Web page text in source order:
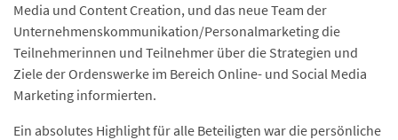
Media und Content Creation, und das neue Team der
Unternehmenskommunikation/Personalmarketing die
Teilnehmerinnen und Teilnehmer über die Strategien und
Ziele der Ordenswerke im Bereich Online- und Social Media
Marketing informierten.
Ein absolutes Highlight für alle Beteiligten war die persönliche